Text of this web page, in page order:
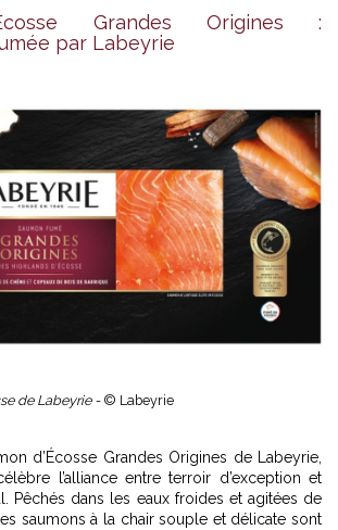
Grandes Origines :
par Labeyrie
de Labeyrie - © Labeyrie
d’Écosse Grandes Origines de Labeyrie,
l’alliance entre terroir d’exception et
Pêchés dans les eaux froides et agitées de
saumons à la chair souple et délicate sont